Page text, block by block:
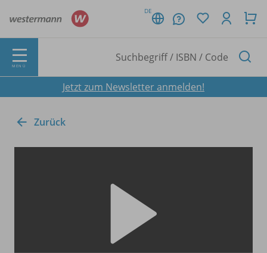
DE
MENÜ
Jetzt zum Newsletter anmelden!
Zurück